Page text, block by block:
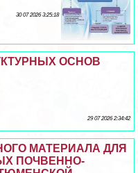
30 07 2026 3:25:18
ОСНОВ
29 07 2026 2:34:42
МАТЕРИАЛА ДЛЯ
ПОЧВЕННО-